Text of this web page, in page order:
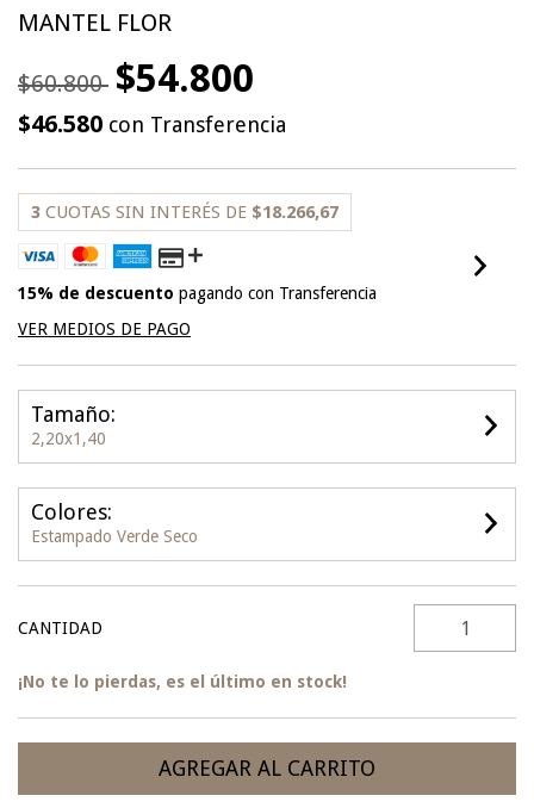
MANTEL FLOR
$60.800 $54.800
$46.580 con Transferencia
3 CUOTAS SIN INTERÉS DE $18.266,67
15% de descuento pagando con Transferencia
VER MEDIOS DE PAGO
Tamaño:
2,20x1,40
Colores:
Estampado Verde Seco
CANTIDAD
¡No te lo pierdas, es el último en stock!